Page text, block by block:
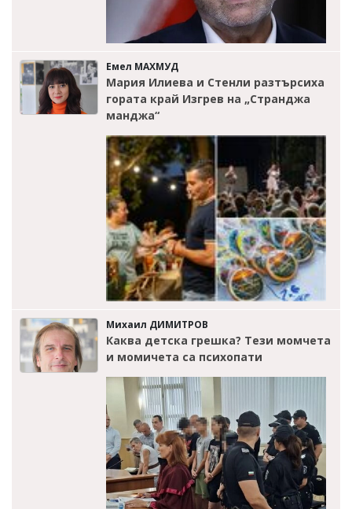
Емел МАХМУД
Мария Илиева и Стенли разтърсиха
гората край Изгрев на „Странджа
манджа“
Михаил ДИМИТРОВ
Каква детска грешка? Тези момчета
и момичета са психопати